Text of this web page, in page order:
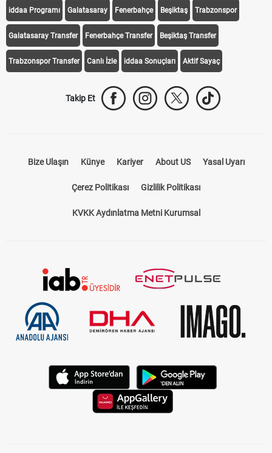
iddaa Programı Galatasaray Fenerbahçe Beşiktaş Trabzonspor
Galatasaray Transfer Fenerbahçe Transfer Beşiktaş Transfer
Trabzonspor Transfer Canlı İzle iddaa Sonuçları Aktif Sayaç
Takip Et
Bize Ulaşın Künye Kariyer About US Yasal Uyarı
Çerez Politikası Gizlilik Politikası
KVKK Aydınlatma Metni Kurumsal